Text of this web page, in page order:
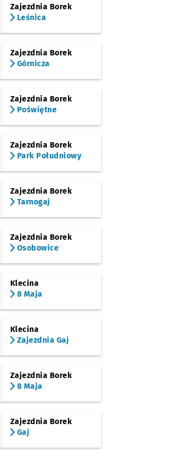
Zajezdnia Borek
Leśnica
Zajezdnia Borek
Górnicza
Zajezdnia Borek
Poświętne
Zajezdnia Borek
Park Południowy
Zajezdnia Borek
Tarnogaj
Zajezdnia Borek
Osobowice
Klecina
8 Maja
Klecina
Zajezdnia Gaj
Zajezdnia Borek
8 Maja
Zajezdnia Borek
Gaj